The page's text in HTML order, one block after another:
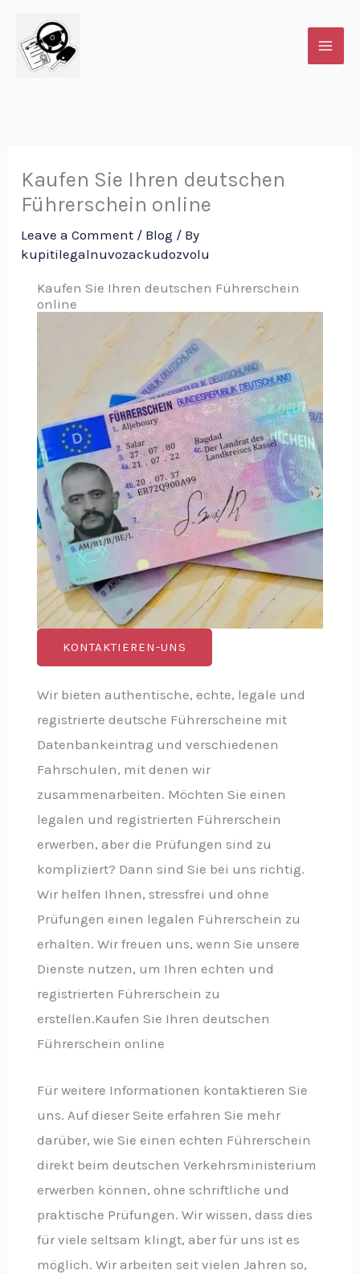
content
Kaufen Sie Ihren deutschen
Führerschein online
Leave a Comment / Blog / By
kupitilegalnuvozackudozvolu
Kaufen Sie Ihren deutschen Führerschein
online
KONTAKTIEREN-UNS
Wir bieten authentische, echte, legale und
registrierte deutsche Führerscheine mit
Datenbankeintrag und verschiedenen
Fahrschulen, mit denen wir
zusammenarbeiten. Möchten Sie einen
legalen und registrierten Führerschein
erwerben, aber die Prüfungen sind zu
kompliziert? Dann sind Sie bei uns richtig.
Wir helfen Ihnen, stressfrei und ohne
Prüfungen einen legalen Führerschein zu
erhalten. Wir freuen uns, wenn Sie unsere
Dienste nutzen, um Ihren echten und
registrierten Führerschein zu
erstellen.Kaufen Sie Ihren deutschen
Führerschein online
Für weitere Informationen kontaktieren Sie
uns. Auf dieser Seite erfahren Sie mehr
darüber, wie Sie einen echten Führerschein
direkt beim deutschen Verkehrsministerium
erwerben können, ohne schriftliche und
praktische Prüfungen. Wir wissen, dass dies
für viele seltsam klingt, aber für uns ist es
möglich. Wir arbeiten seit vielen Jahren so,